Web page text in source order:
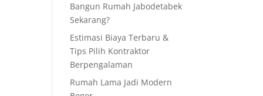
Bangun Rumah Jabodetabek
Sekarang?
Estimasi Biaya Terbaru &
Tips Pilih Kontraktor
Berpengalaman
Rumah Lama Jadi Modern